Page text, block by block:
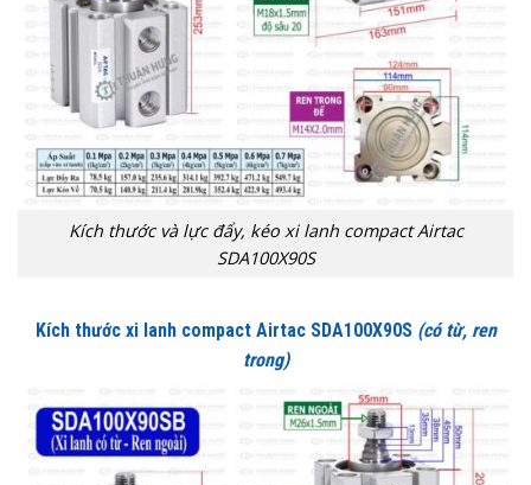
Kích thước và lực đẩy, kéo xi lanh compact Airtac
SDA100X90S
Kích thước xi lanh compact Airtac SDA100X90S(có từ, ren
trong)